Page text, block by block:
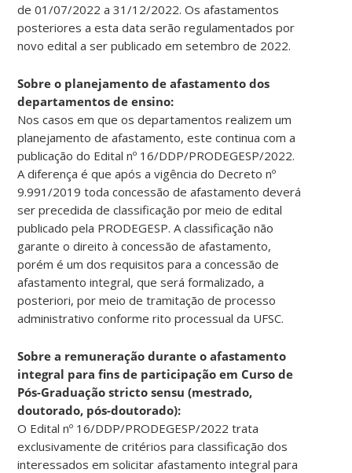
de 01/07/2022 a 31/12/2022. Os afastamentos
posteriores a esta data serão regulamentados por
novo edital a ser publicado em setembro de 2022.
Sobre o planejamento de afastamento dos
departamentos de ensino:
Nos casos em que os departamentos realizem um
planejamento de afastamento, este continua com a
publicação do Edital nº 16/DDP/PRODEGESP/2022.
A diferença é que após a vigência do Decreto nº
9.991/2019 toda concessão de afastamento deverá
ser precedida de classificação por meio de edital
publicado pela PRODEGESP. A classificação não
garante o direito à concessão de afastamento,
porém é um dos requisitos para a concessão de
afastamento integral, que será formalizado, a
posteriori, por meio de tramitação de processo
administrativo conforme rito processual da UFSC.
Sobre a remuneração durante o afastamento
integral para fins de participação em Curso de
Pós-Graduação stricto sensu (mestrado,
doutorado, pós-doutorado):
O Edital nº 16/DDP/PRODEGESP/2022 trata
exclusivamente de critérios para classificação dos
interessados em solicitar afastamento integral para